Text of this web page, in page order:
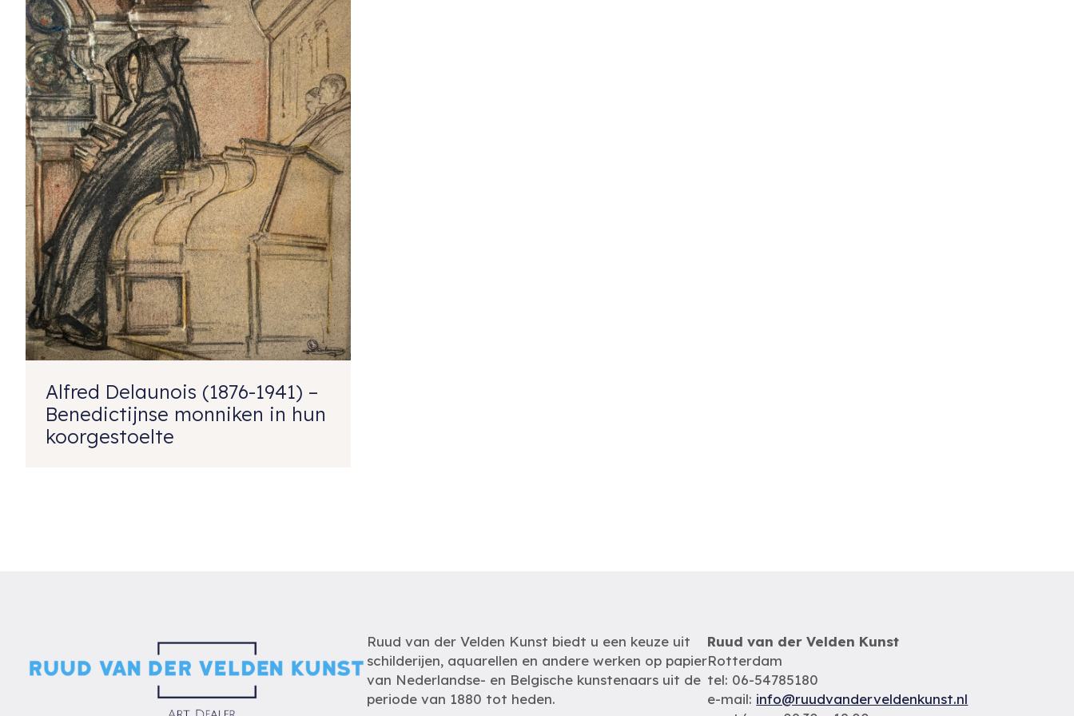
Alfred Delaunois (1876-1941) –
Benedictijnse monniken in hun
koorgestoelte
Ruud van der Velden Kunst biedt u een keuze uit
schilderijen, aquarellen en andere werken op papier
van Nederlandse- en Belgische kunstenaars uit de
periode van 1880 tot heden.
Ruud van der Velden Kunst
Rotterdam
tel: 06-54785180
e-mail: info@ruudvanderveldenkunst.nl